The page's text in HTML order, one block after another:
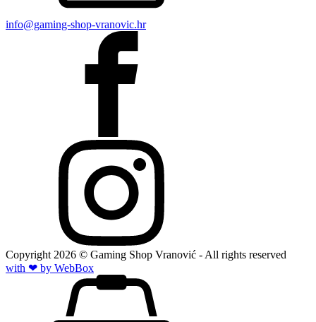
info@gaming-shop-vranovic.hr
Copyright 2026 © Gaming Shop Vranović - All rights reserved
with ❤ by WebBox